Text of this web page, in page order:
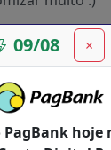
09/08 ×
PagBank hoje
Desconto